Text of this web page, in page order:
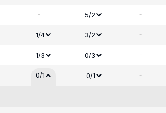
- 5/2 -
1/4 3/2 -
1/3 0/3 -
0/1 0/1 -